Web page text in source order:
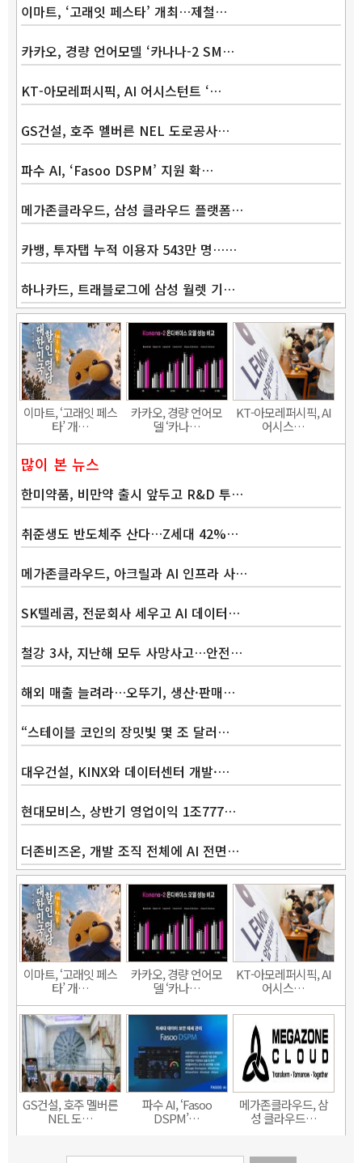
이마트, ‘고래잇 페스타’ 개최…제철…
카카오, 경량 언어모델 ‘카나나-2 SM…
KT-아모레퍼시픽, AI 어시스턴트 ‘…
GS건설, 호주 멜버른 NEL 도로공사…
파수 AI, ‘Fasoo DSPM’ 지원 확…
메가존클라우드, 삼성 클라우드 플랫폼…
카뱅, 투자탭 누적 이용자 543만 명……
하나카드, 트래블로그에 삼성 월렛 기…
이마트, ‘고래잇 페스
타’ 개…
카카오, 경량 언어모
델 ‘카나…
KT-아모레퍼시픽, AI
어시스…
많이 본 뉴스
한미약품, 비만약 출시 앞두고 R&D 투…
취준생도 반도체주 산다…Z세대 42%…
메가존클라우드, 아크릴과 AI 인프라 사…
SK텔레콤, 전문회사 세우고 AI 데이터…
철강 3사, 지난해 모두 사망사고…안전…
해외 매출 늘려라…오뚜기, 생산·판매…
“스테이블 코인의 장밋빛 몇 조 달러…
대우건설, KINX와 데이터센터 개발·…
현대모비스, 상반기 영업이익 1조777…
더존비즈온, 개발 조직 전체에 AI 전면…
이마트, ‘고래잇 페스
타’ 개…
카카오, 경량 언어모
델 ‘카나…
KT-아모레퍼시픽, AI
어시스…
GS건설, 호주 멜버른
NEL 도…
파수 AI, ‘Fasoo
DSPM’…
메가존클라우드, 삼
성 클라우드…